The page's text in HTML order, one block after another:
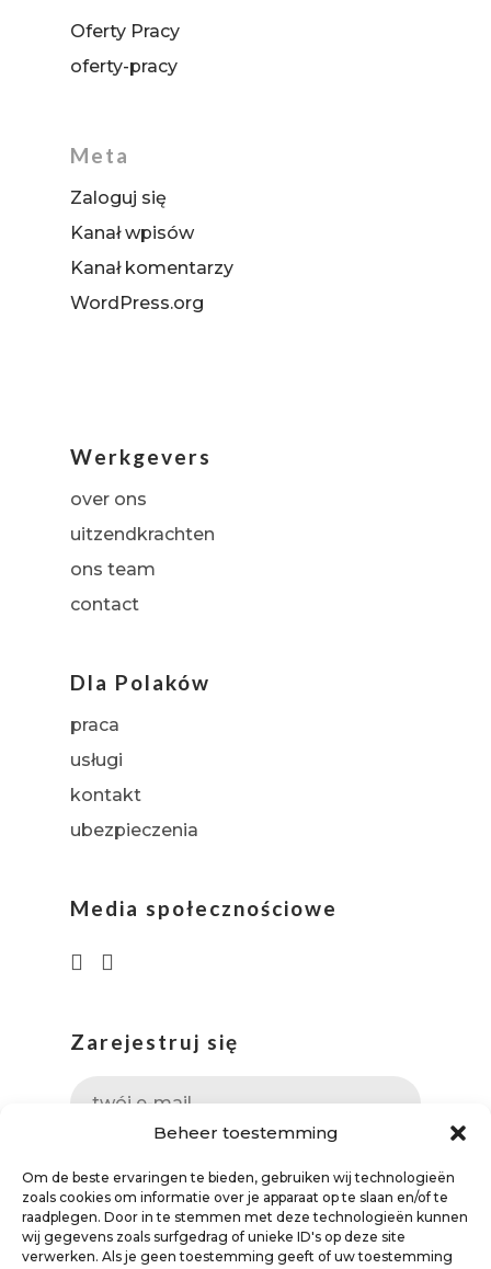
Beheer toestemming
Om de beste ervaringen te bieden, gebruiken wij technologieën
zoals cookies om informatie over je apparaat op te slaan en/of te
raadplegen. Door in te stemmen met deze technologieën kunnen
wij gegevens zoals surfgedrag of unieke ID's op deze site
verwerken. Als je geen toestemming geeft of uw toestemming
Oferty Pracy
oferty-pracy
Meta
Zaloguj się
Kanał wpisów
Kanał komentarzy
WordPress.org
Werkgevers
over ons
uitzendkrachten
ons team
contact
Dla Polaków
praca
usługi
kontakt
ubezpieczenia
Media społecznościowe
Zarejestruj się